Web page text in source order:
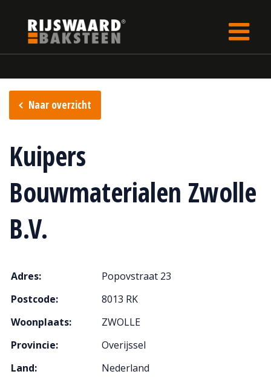
Naar overzicht
Kuipers
Bouwmaterialen Zwolle
B.V.
Adres:
Popovstraat 23
Postcode:
8013 RK
Woonplaats:
ZWOLLE
Provincie:
Overijssel
Land:
Nederland